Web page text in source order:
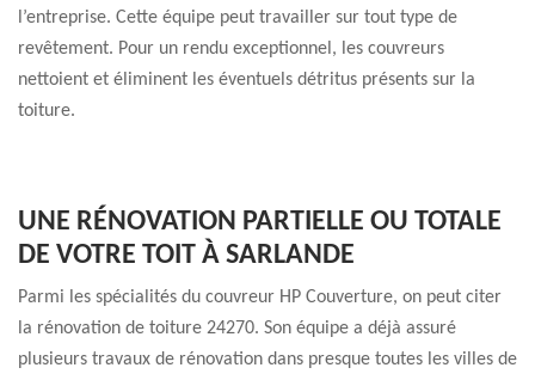
l’entreprise. Cette équipe peut travailler sur tout type de
revêtement. Pour un rendu exceptionnel, les couvreurs
nettoient et éliminent les éventuels détritus présents sur la
toiture.
UNE RÉNOVATION PARTIELLE OU TOTALE
DE VOTRE TOIT À SARLANDE
Parmi les spécialités du couvreur HP Couverture, on peut citer
la rénovation de toiture 24270. Son équipe a déjà assuré
plusieurs travaux de rénovation dans presque toutes les villes de